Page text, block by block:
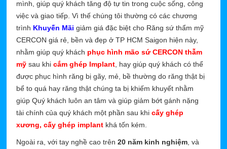
mình, giúp quý khách tăng độ tự tin trong cuộc sống, công
việc và giao tiếp. Vì thế chúng tôi thường có các chương
trình Khuyến Mãi giảm giá đặc biệt cho Răng sứ thẩm mỹ
CERCON giá rẻ, bền và đẹp ở TP HCM Saigon hiện này,
nhằm giúp quý khách phục hình mão sứ CERCON thẫm
mỹ sau khi cắm ghép Implant, hay giúp quý khách có thể
được phục hình răng bị gãy, mẻ, bề thường do răng thật bị
bể to quá hay răng thật chúng ta bị khiếm khuyết nhằm
giúp Quý khách luôn an tâm và giúp giảm bớt gánh nặng
tài chính của quý khách một phần sau khi cấy ghép
xương, cấy ghép implantkhá tốn kém.
Ngoài ra, với tay nghề cao trên 20 năm kinh nghiệm, và